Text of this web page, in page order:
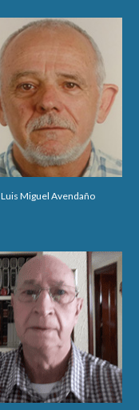
Luis Miguel Avendaño